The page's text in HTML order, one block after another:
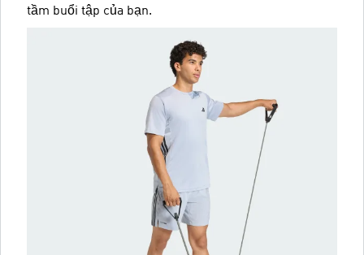
tầm buổi tập của bạn.